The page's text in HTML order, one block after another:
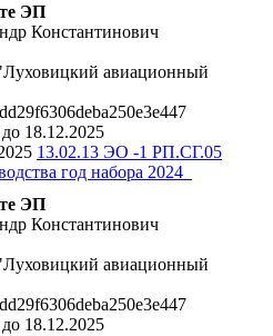
ЭП
Константинович
авиационный
18.12.2025
13.02.13 ЭО -1 РП.СГ.05
год набора 2024_
ЭП
Константинович
авиационный
18.12.2025